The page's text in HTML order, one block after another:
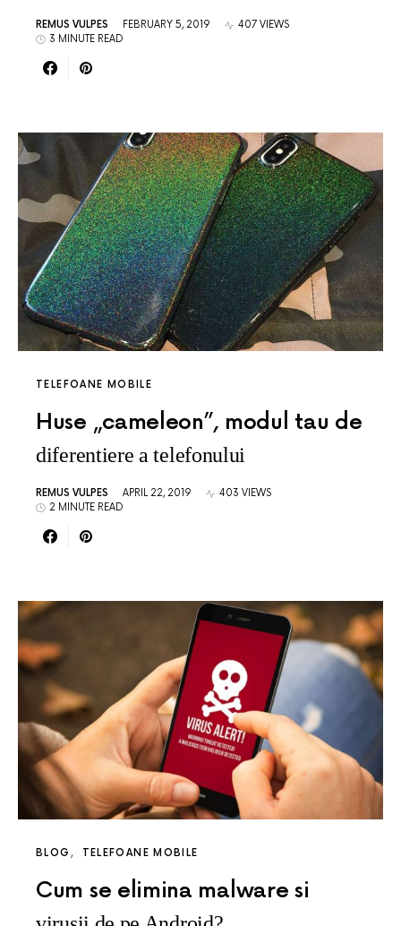
REMUS VULPES FEBRUARY 5, 2019
407 VIEWS
3 MINUTE READ
TELEFOANE MOBILE
Huse „cameleon”, modul tau de
diferentiere a telefonului
REMUS VULPES APRIL 22, 2019
403 VIEWS
2 MINUTE READ
BLOG TELEFOANE MOBILE
Cum se elimina malware si